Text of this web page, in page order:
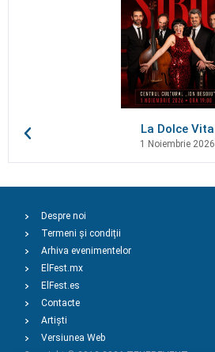
La Dolce Vita
1 Noiembrie 2026
Despre noi
Termeni și condiții
Arhiva evenimentelor
ElFest.mx
ElFest.es
Contacte
Artiști
Versiunea Web